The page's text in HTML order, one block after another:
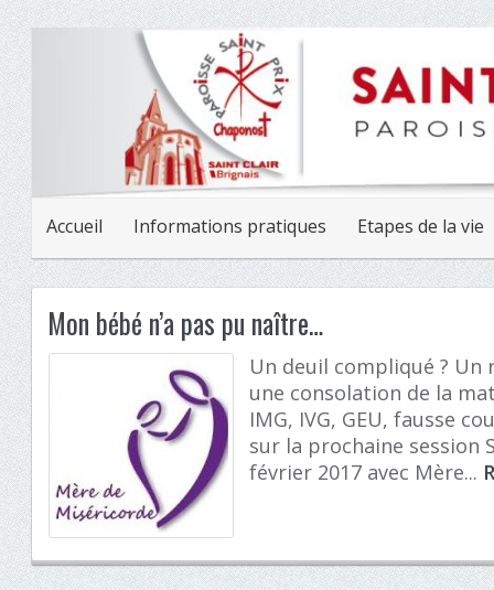
Accueil Informations pratiques Etapes de la vie
Mon bébé n’a pas pu naître…
Un deuil compliqué ?
une consolation de la
IMG, IVG, GEU, fausse
sur la prochaine session
février 2017 avec Mère...